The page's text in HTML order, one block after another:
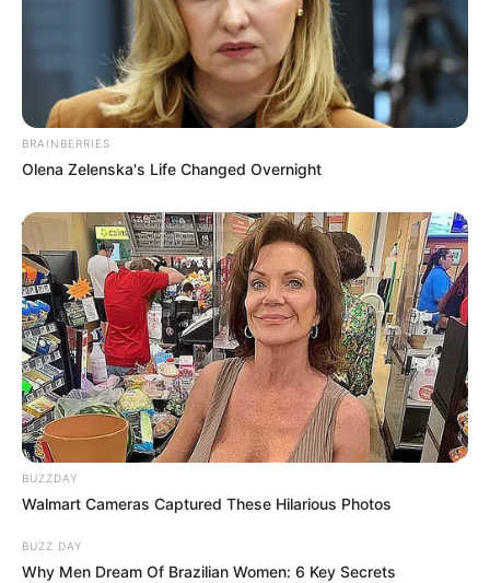
BRAINBERRIES
Olena Zelenska's Life Changed Overnight
BUZZDAY
Walmart Cameras Captured These Hilarious Photos
BUZZ DAY
Why Men Dream Of Brazilian Women: 6 Key Secrets